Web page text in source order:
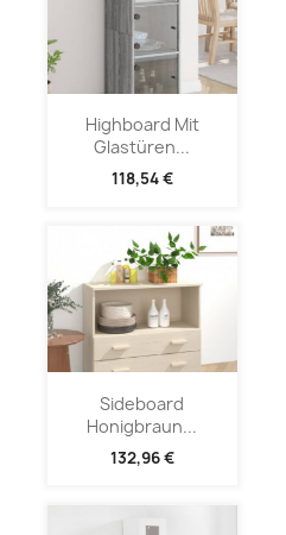
Highboard Mit
Glastüren...
118,54 €
Sideboard
Honigbraun...
132,96 €